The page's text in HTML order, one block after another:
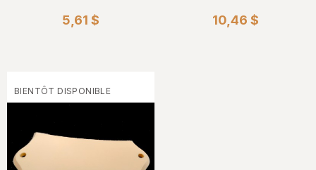
5,61 $ 10,46 $
BIENTÔT DISPONIBLE